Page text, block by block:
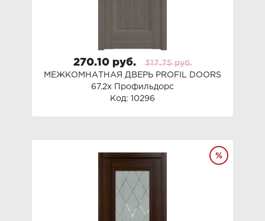
270.10 руб.
317.75 руб.
МЕЖКОМНАТНАЯ ДВЕРЬ PROFIL DOORS
67.2x Профильдорс
Код: 10296